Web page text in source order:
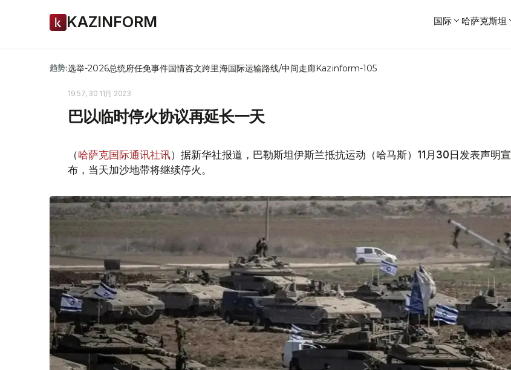
KAZINFORM 国际 哈萨克斯坦
趋势:选举-2026总统府任免事件国情咨文跨里海国际运输路线/中间走廊Kazinform-105
19:57, 30 11月 2023
巴以临时停火协议再延长一天
（哈萨克国际通讯社讯）据新华社报道，巴勒斯坦伊斯兰抵抗运动（哈马斯）11月30日发表声明宣
布，当天加沙地带将继续停火。